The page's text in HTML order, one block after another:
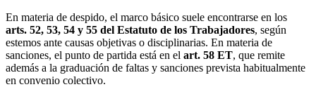
En materia de despido, el marco básico suele encontrarse en los
arts. 52, 53, 54 y 55 del Estatuto de los Trabajadores, según
estemos ante causas objetivas o disciplinarias. En materia de
sanciones, el punto de partida está en el art. 58 ET, que remite
además a la graduación de faltas y sanciones prevista habitualmente
en convenio colectivo.